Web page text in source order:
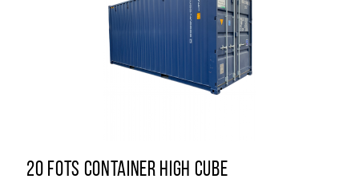
20 FOTS CONTAINER HIGH CUBE